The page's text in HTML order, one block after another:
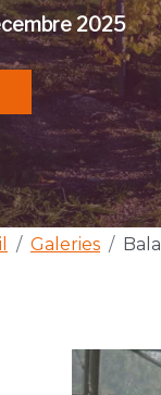
2025
Galeries